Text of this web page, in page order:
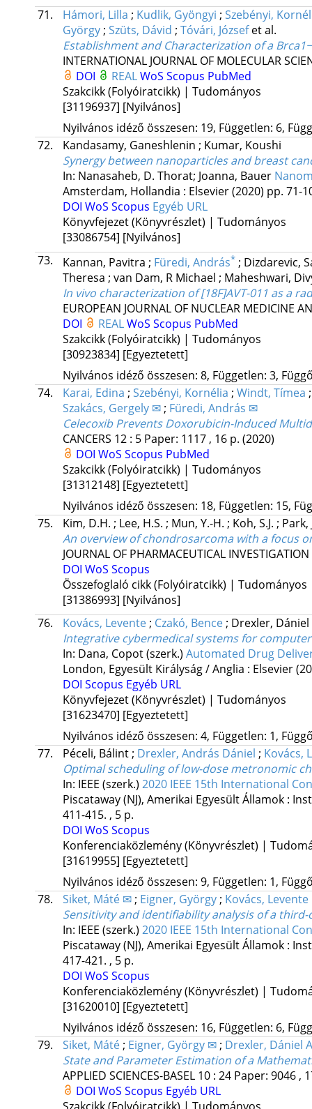
71.
Hámori, Lilla ; Kudlik, Gyöngyi ; Szebényi,
György ; Szüts, Dávid ; Tóvári, József et al.
Establishment and Characterization of a
INTERNATIONAL JOURNAL OF MOLECULAR
DOI
REALWoS Scopus PubMed
Szakcikk (Folyóiratcikk) | Tudományos
[31196937] [Nyilvános]
Nyilvános idéző összesen: 19, Független: 6,
72.
Kandasamy, Ganeshlenin ; Kumar, Koushi
Synergy between nanoparticles and breast
In: Nanasaheb, D. Thorat; Joanna, Bauer
Amsterdam, Hollandia : Elsevier(2020) pp. 71-
DOI WoS Scopus Egyéb URL
Könyvfejezet (Könyvrészlet) | Tudományos
[33086754] [Nyilvános]
73.
Kannan, Pavitra ; Füredi, András* ; Dizdarevic,
Theresa ; van Dam, R Michael ; Maheshwari,
In vivo characterization of [18F]AVT-011 as a
EUROPEAN JOURNAL OF NUCLEAR MEDICINE
DOI
REALWoS Scopus PubMed
Szakcikk (Folyóiratcikk) | Tudományos
[30923834] [Egyeztetett]
Nyilvános idéző összesen: 8, Független: 3,
74.
Karai, Edina ; Szebényi, Kornélia ; Windt, Tímea
Szakács, Gergely ✉ ; Füredi, András ✉
Celecoxib Prevents Doxorubicin-Induced
CANCERS 12: 5 Paper: 1117 , 16 p. (2020)
DOI WoS Scopus PubMed
Szakcikk (Folyóiratcikk) | Tudományos
[31312148] [Egyeztetett]
Nyilvános idéző összesen: 18, Független: 15,
75.
Kim, D.H. ; Lee, H.S. ; Mun, Y.-H. ; Koh, S.J. ; Park,
An overview of chondrosarcoma with a focus
JOURNAL OF PHARMACEUTICAL INVESTIGATION
DOI WoS Scopus
Összefoglaló cikk (Folyóiratcikk) | Tudományos
[31386993] [Nyilvános]
76.
Kovács, Levente ; Czakó, Bence ; Drexler,
Integrative cybermedical systems for
In: Dana, Copot (szerk.) Automated Drug
London, Egyesült Királyság / Anglia : Elsevier
DOI Scopus Egyéb URL
Könyvfejezet (Könyvrészlet) | Tudományos
[31623470] [Egyeztetett]
Nyilvános idéző összesen: 4, Független: 1,
77.
Péceli, Bálint ; Drexler, András Dániel ; Kovács,
Optimal scheduling of low-dose metronomic
In: IEEE (szerk.) 2020 IEEE 15th International
Piscataway (NJ), Amerikai Egyesült Államok :
411-415. , 5 p.
DOI WoS Scopus
Konferenciaközlemény (Könyvrészlet) |
[31619955] [Egyeztetett]
Nyilvános idéző összesen: 9, Független: 1,
78.
Siket, Máté ✉ ; Eigner, György ; Kovács, Levente
Sensitivity and identifiability analysis of a
In: IEEE (szerk.) 2020 IEEE 15th International
Piscataway (NJ), Amerikai Egyesült Államok :
417-421. , 5 p.
DOI WoS Scopus
Konferenciaközlemény (Könyvrészlet) |
[31620010] [Egyeztetett]
Nyilvános idéző összesen: 16, Független: 6,
79.
Siket, Máté ; Eigner, György ✉ ; Drexler, Dániel
State and Parameter Estimation of a
APPLIED SCIENCES-BASEL 10: 24 Paper: 9046 ,
DOI WoS Scopus Egyéb URL